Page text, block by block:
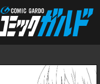
コミックガルド